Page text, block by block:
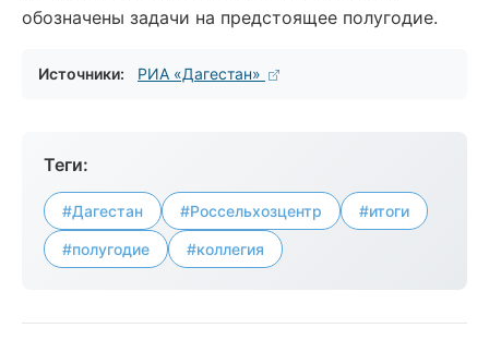
обозначены задачи на предстоящее полугодие.
Источники: РИА «Дагестан»
Теги:
#Дагестан #Россельхозцентр #итоги
#полугодие #коллегия